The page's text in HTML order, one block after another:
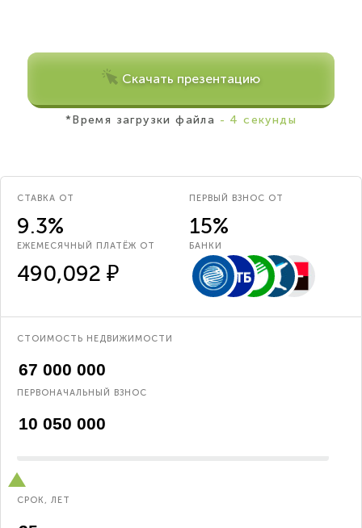
Скачать презентацию
*Время загрузки файла - 4 секунды
СТАВКА ОТ
9.3%
ПЕРВЫЙ ВЗНОС ОТ
15%
ЕЖЕМЕСЯЧНЫЙ ПЛАТЁЖ ОТ
490,092 ₽
БАНКИ
СТОИМОСТЬ НЕДВИЖИМОСТИ
ПЕРВОНАЧАЛЬНЫЙ ВЗНОС
СРОК, ЛЕТ